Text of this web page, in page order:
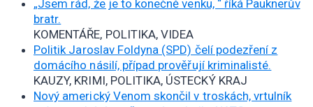
„Jsem rád, že je to konečně venku, “ říká Pauknerův
bratr.
KOMENTÁŘE, POLITIKA, VIDEA
Politik Jaroslav Foldyna (SPD) čelí podezření z
domácího násilí, případ prověřují kriminalisté.
KAUZY, KRIMI, POLITIKA, ÚSTECKÝ KRAJ
Nový americký Venom skončil v troskách, vrtulník